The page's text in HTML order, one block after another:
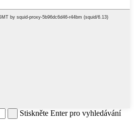
Stiskněte Enter pro vyhledávání